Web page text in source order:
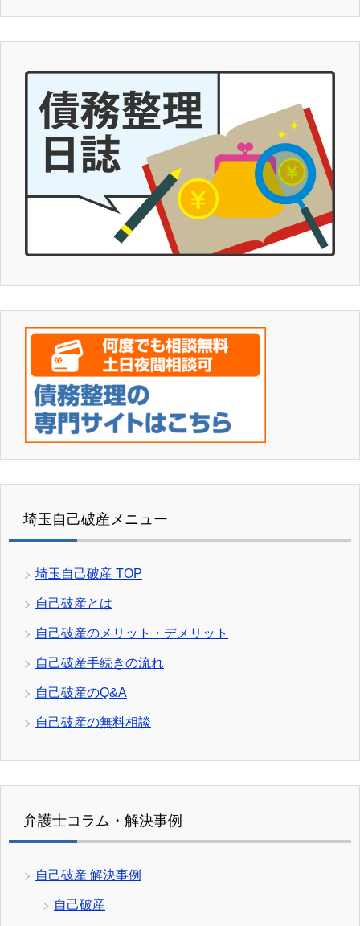
埼玉自己破産メニュー
埼玉自己破産 TOP
自己破産とは
自己破産のメリット・デメリット
自己破産手続きの流れ
自己破産のQ&A
自己破産の無料相談
弁護士コラム・解決事例
自己破産 解決事例
自己破産